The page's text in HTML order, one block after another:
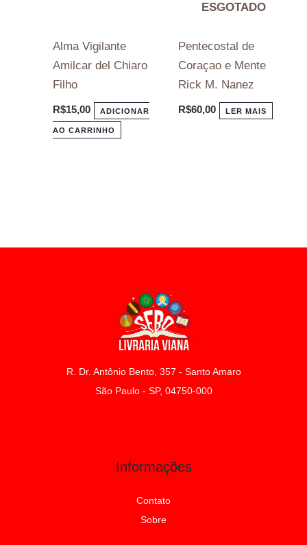
Alma Vigilante
Amilcar del Chiaro
Filho
R$15,00 ADICIONAR
AO CARRINHO
ESGOTADO
Pentecostal de
Coraçao e Mente
Rick M. Nanez
R$60,00 LER MAIS
R. Dr. Antônio Bento, 357 - Santo Amaro
São Paulo - SP, 04750-000
Informações
Contato
Sobre